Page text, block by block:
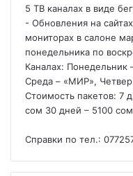
5 ТВ каналах в виде
- Обновления на
мониторах в салоне
понедельника по
Каналах: Понедельник
Среда – «МИР»,
Стоимость пакетов: 7
сом 30 дней – 5100 сом
Справки по тел.: